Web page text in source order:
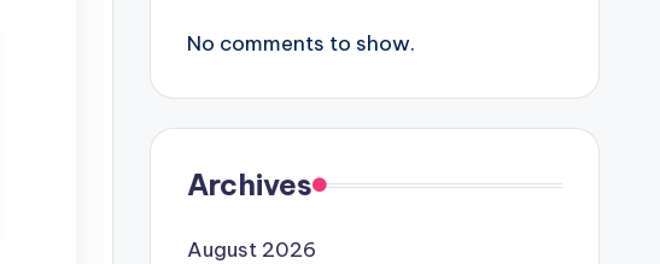
No comments to show.
Archives
August 2026